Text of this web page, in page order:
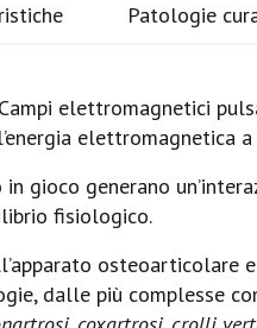
Patologie
elettromagnetici
elettromagnetica
in gioco generano
fisiologico.
osteoarticolare
dalle più complesse